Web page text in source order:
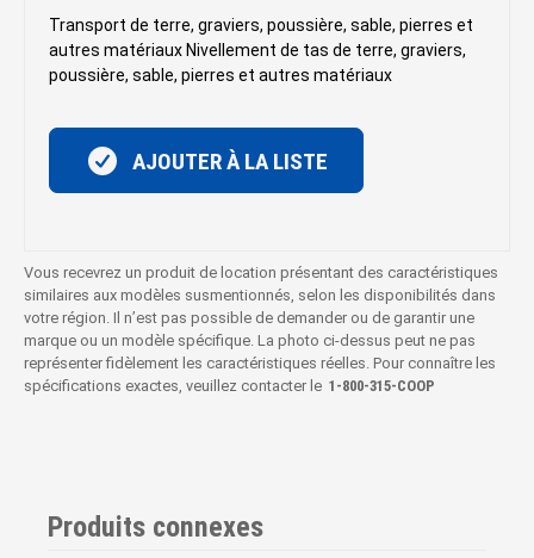
Transport de terre, graviers, poussière, sable, pierres et
autres matériaux Nivellement de tas de terre, graviers,
poussière, sable, pierres et autres matériaux
AJOUTER À LA LISTE
Vous recevrez un produit de location présentant des caractéristiques
similaires aux modèles susmentionnés, selon les disponibilités dans
votre région. Il n’est pas possible de demander ou de garantir une
marque ou un modèle spécifique. La photo ci-dessus peut ne pas
représenter fidèlement les caractéristiques réelles. Pour connaître les
spécifications exactes, veuillez contacter le 1‑800‑315‑COOP
Produits connexes